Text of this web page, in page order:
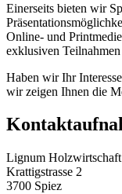
Einerseits bieten wir
Online- und
exklusiven
Haben wir Ihr
wir zeigen Ihnen die
Lignum
Krattigstrasse 2
3700 Spiez